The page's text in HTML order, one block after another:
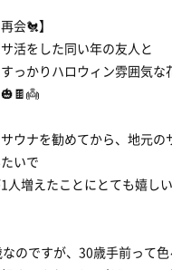
会🐔】
活をした同い年の友人と
っかりハロウィン雰囲気な
ウナを勧めてから、地元の
いで
人増えたことにとても嬉し
のですが、30歳手前って